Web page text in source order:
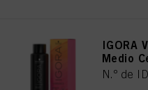
IGORA
Medio
N.º de